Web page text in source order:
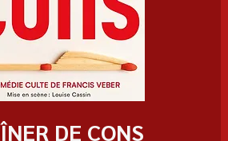
DE CONS